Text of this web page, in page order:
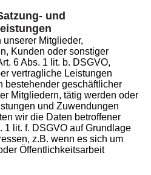
und
Mitglieder,
Kunden oder sonstiger
6 Abs. 1 lit. b. DSGVO,
vertragliche Leistungen
bestehender geschäftlicher
Mitgliedern, tätig werden oder
und Zuwendungen
wir die Daten betroffener
1 lit. f. DSGVO auf Grundlage
z.B. wenn es sich um
Öffentlichkeitsarbeit